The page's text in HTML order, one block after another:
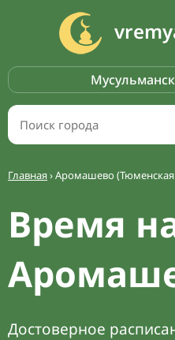
Главная›Аромашево (Тюменская
Время
Достоверное